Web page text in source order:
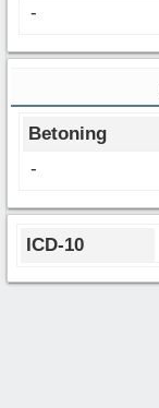
-
Betoning
-
ICD-10